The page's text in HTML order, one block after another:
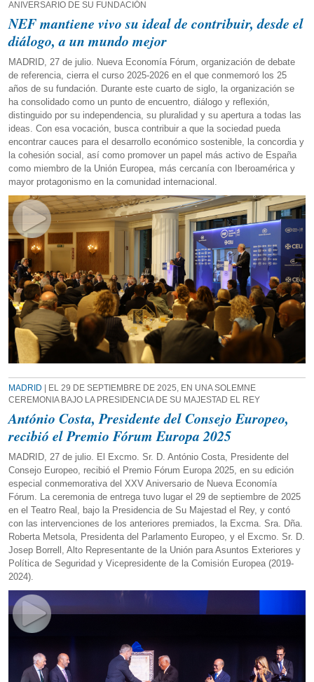
ANIVERSARIO DE SU FUNDACIÓN
NEF mantiene vivo su ideal de contribuir, desde el
diálogo, a un mundo mejor
MADRID, 27 de julio. Nueva Economía Fórum, organización de debate
de referencia, cierra el curso 2025-2026 en el que conmemoró los 25
años de su fundación. Durante este cuarto de siglo, la organización se
ha consolidado como un punto de encuentro, diálogo y reflexión,
distinguido por su independencia, su pluralidad y su apertura a todas las
ideas. Con esa vocación, busca contribuir a que la sociedad pueda
encontrar cauces para el desarrollo económico sostenible, la concordia y
la cohesión social, así como promover un papel más activo de España
como miembro de la Unión Europea, más cercanía con Iberoamérica y
mayor protagonismo en la comunidad internacional.
MADRID | EL 29 DE SEPTIEMBRE DE 2025, EN UNA SOLEMNE
CEREMONIA BAJO LA PRESIDENCIA DE SU MAJESTAD EL REY
António Costa, Presidente del Consejo Europeo,
recibió el Premio Fórum Europa 2025
MADRID, 27 de julio. El Excmo. Sr. D. António Costa, Presidente del
Consejo Europeo, recibió el Premio Fórum Europa 2025, en su edición
especial conmemorativa del XXV Aniversario de Nueva Economía
Fórum. La ceremonia de entrega tuvo lugar el 29 de septiembre de 2025
en el Teatro Real, bajo la Presidencia de Su Majestad el Rey, y contó
con las intervenciones de los anteriores premiados, la Excma. Sra. Dña.
Roberta Metsola, Presidenta del Parlamento Europeo, y el Excmo. Sr. D.
Josep Borrell, Alto Representante de la Unión para Asuntos Exteriores y
Política de Seguridad y Vicepresidente de la Comisión Europea (2019-
2024).